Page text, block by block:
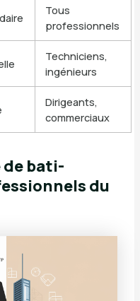
Tous
professionnels
Techniciens,
ingénieurs
Dirigeants,
commerciaux
bati-
du